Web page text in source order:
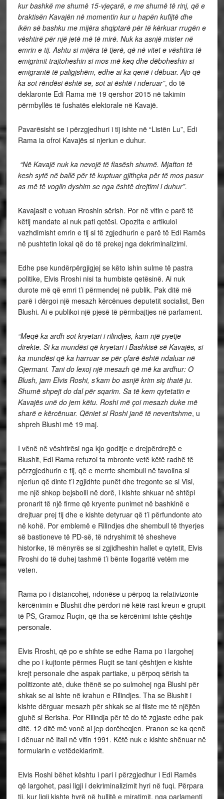
kur bashkë me shumë 15-vjeçarë, e me shumë të rinj, që e
braktisën Kavajën në momentin kur u hapën kufijtë dhe
ikën së bashku me mijëra shqiptarë për të kërkuar rrugën e
vështirë për një jetë më të mirë. Nuk ka asnjë mister në
emrin e tij. Ashtu si mijëra të tjerë, që në vitet e vështira të
emigrimit trajtoheshin si mos më keq dhe dëboheshin si
emigrantë të paligjshëm, edhe ai ka qenë i dëbuar. Ajo që
ka sot rëndësi është se, sot ai është i nderuar”, do të
deklaronte Edi Rama më 19 qershor 2015 në takimin
përmbyllës të fushatës elektorale në Kavajë.
Pavarësisht se i përzgjedhuri i tij ishte në “Listën Lu”, Edi
Rama ia ofroi Kavajës si njeriun e duhur.
“Në Kavajë nuk ka nevojë të flasësh shumë. Mjafton të
kesh sytë në ballë për të kuptuar gjithçka për të mos pasur
as më të voglin dyshim se nga është drejtimi i duhur”.
Kavajasit e votuan Rroshin sërish. Por në vitin e parë të
këtij mandate ai nuk pati qetësi. Opozita e artikuloi
vazhdimisht emrin e tij si të zgjedhurin e parë të Edi Ramës
në pushtetin lokal që do të prekej nga dekriminalizimi.
Edhe pse kundërpërgjigjej se këto ishin sulme të pastra
politike, Elvis Rroshi nisi ta humbiste qetësinë. Ai nuk
durote më që emri t’i përmendej në publik. Pak ditë më
parë i dërgoi një mesazh kërcënues deputetit socialist, Ben
Blushi. Ai e publikoi një pjesë të përmbajtjes në parlament.
“Meqë ka ardh sot kryetari i rilindjes, kam një pyetje
direkte. Si ka mundësi që kryetari i Bashkisë së Kavajës, si
ka mundësi që ka harruar se për çfarë është ndaluar në
Gjermani. Tani do lexoj një mesazh që më ka ardhur: O
Blush, jam Elvis Roshi, s’kam bo asnjë krim siç thatë ju.
Shumë shpejt do dal për sqarim. Sa të kem qytetatin e
Kavajës unë do jem këtu. Roshi më çoi mesazh duke më
sharë e kërcënuar. Qëniet si Roshi janë të neveritshme, u
shpreh Blushi më 19 maj.
I vënë në vështirësi nga kjo goditje e drejpërdrejtë e
Blushit, Edi Rama refuzoi ta mbronte vetë këtë radhë të
përzgjedhurin e tij, që e merrte shembull në tavolina si
njeriun që dinte t’i zgjidhte punët dhe tregonte se si Visi,
me një shkop bejsbolli në dorë, i kishte shkuar në shtëpi
pronarit të një firme që kryente punimet në bashkinë e
drejtuar prej tij dhe e kishte detyruar që t’i përfundonte ato
në kohë. Por emblemë e Rilindjes dhe shembull të thyerjes
së bastioneve të PD-së, të ndryshimit të shesheve
historike, të mënyrës se si zgjidheshin hallet e qytetit, Elvis
Rroshi do të duhej tashmë t’i bënte llogaritë vetëm me
veten.
Rama po i distancohej, ndonëse u përpoq ta relativizonte
kërcënimin e Blushit dhe përdori në këtë rast kreun e grupit
të PS, Gramoz Ruçin, që tha se kërcënimi ishte çështje
personale.
Elvis Rroshi, që po e shihte se edhe Rama po i largohej
dhe po i kujtonte përmes Ruçit se tani çështjen e kishte
krejt personale dhe aspak partiake, u përpoq sërish ta
politizonte atë, duke thënë se po sulmohej nga Blushi për
shkak se ai ishte në krahun e Rilindjes. Tha se Blushit i
kishte dërguar mesazh për shkak se ai fliste me të njëjtën
gjuhë si Berisha. Por Rilindja për të do të zgjaste edhe pak
ditë. 12 ditë më vonë ai jep dorëheqjen. Pranon se ka qenë
i dënuar në Itali në vitin 1991. Këtë nuk e kishte shënuar në
formularin e vetëdeklarimit.
Elvis Roshi bëhet kështu i pari i përzgjedhur i Edi Ramës
që largohet, pasi ligji i dekriminalizimit hyri në fuqi. Përpara
tij, kur ligji kishte hyrë në hullitë e miratimit, nga parlamenti